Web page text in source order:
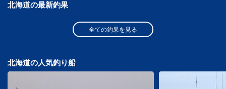
北海道の最新釣果
全ての釣果を見る
北海道の人気釣り船